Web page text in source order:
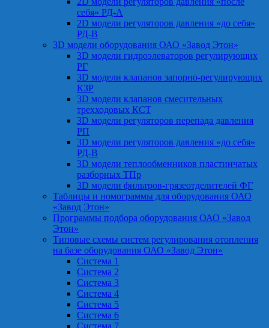
себя» РД-А
2D модели регуляторов давления «до себя»
РД-В
3D модели оборудования ОАО «Завод Этон»
3D модели гидроэлеваторов регулирующих
РГ
3D модели клапанов запорно-регулирующих
КЗР
3D модели клапанов смесительных
трехходовых КСТ
3D модели регуляторов перепада давления
РП
3D модели регуляторов давления «до себя»
РД-В
3D модели теплообменников пластинчатых
разборных ТПр
3D модели фильтров-грязеотделителей ФГ
Таблицы и номограммы для оборудования ОАО
«Завод Этон»
Программы подбора оборудования ОАО «Завод
Этон»
Типовые схемы систем регулирования отопления
на базе оборудования ОАО «Завод Этон»
Система 1
Система 2
Система 3
Система 4
Система 5
Система 6
Система 7